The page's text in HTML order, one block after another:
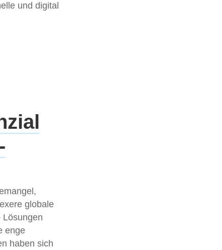
und digital
globale
Lösungen
enge
haben sich